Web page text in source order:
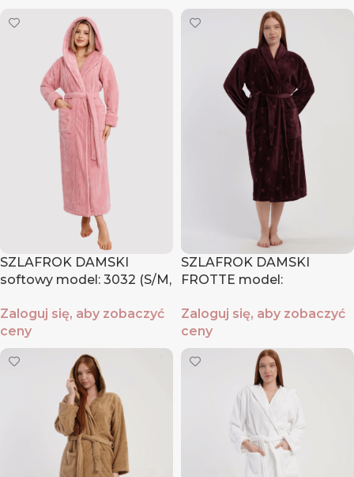
SZLAFROK DAMSKI
softowy model: 3032 (S/M,
Zaloguj się, aby zobaczyć
ceny
SZLAFROK DAMSKI
FROTTE model:
Zaloguj się, aby zobaczyć
ceny